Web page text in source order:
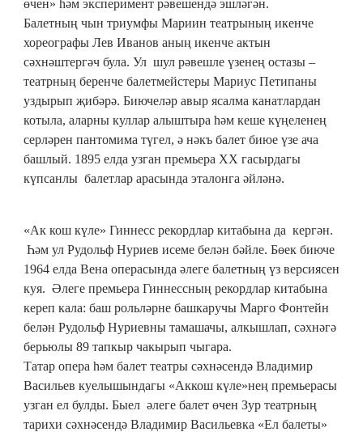
өчен» һәм эксперимент рәвешендә эшләгән.
Балетның чын триумфы Мариин театрының икенче
хореографы Лев Иванов аның икенче актын
сәхнәштергәч була. Ул шул рәвешле үзенең остазы –
театрның беренче балетмейстеры Мариус Петипаны
уздырып җибәрә. Биючеләр авыр ясалма канатлардан
котыла, аларны куллар алыштыра һәм кеше күңеленең
серләрен пантомима түгел, ә нәкъ балет биюе үзе ача
башлый. 1895 елда узган премьера XX гасырдагы
күпсанлы балетлар арасында эталонга әйләнә.
«Ак кош күле» Гиннесс рекордлар китабына да кергән.
Һәм ул Рудольф Нуриев исеме белән бәйле. Бөек биюче
1964 елда Вена операсында әлеге балетның үз версиясен
куя. Әлеге премьера Гиннессның рекордлар китабына
кереп кала: баш рольләрне башкаручы Марго Фонтейн
белән Рудольф Нуриевны тамашачы, алкышлап, сәхнәгә
берьюлы 89 тапкыр чакырып чыгара.
Татар опера һәм балет театры сәхнәсендә Владимир
Васильев куелышындагы «Аккош күле»нең премьерасы
узган ел булды. Быел әлеге балет өчен Зур театрның
тарихи сәхнәсендә Владимир Васильевка «Ел балеты»